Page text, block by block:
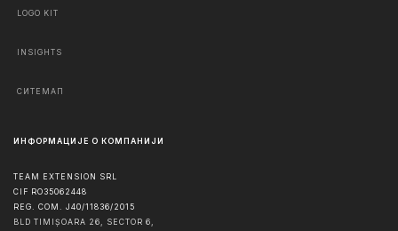
LOGO KIT
INSIGHTS
СИТЕМАП
ИНФОРМАЦИЈЕ О КОМПАНИЈИ
TEAM EXTENSION SRL
CIF RO35062448
REG. COM. J40/11836/2015
BLD TIMIȘOARA 26, SECTOR 6,